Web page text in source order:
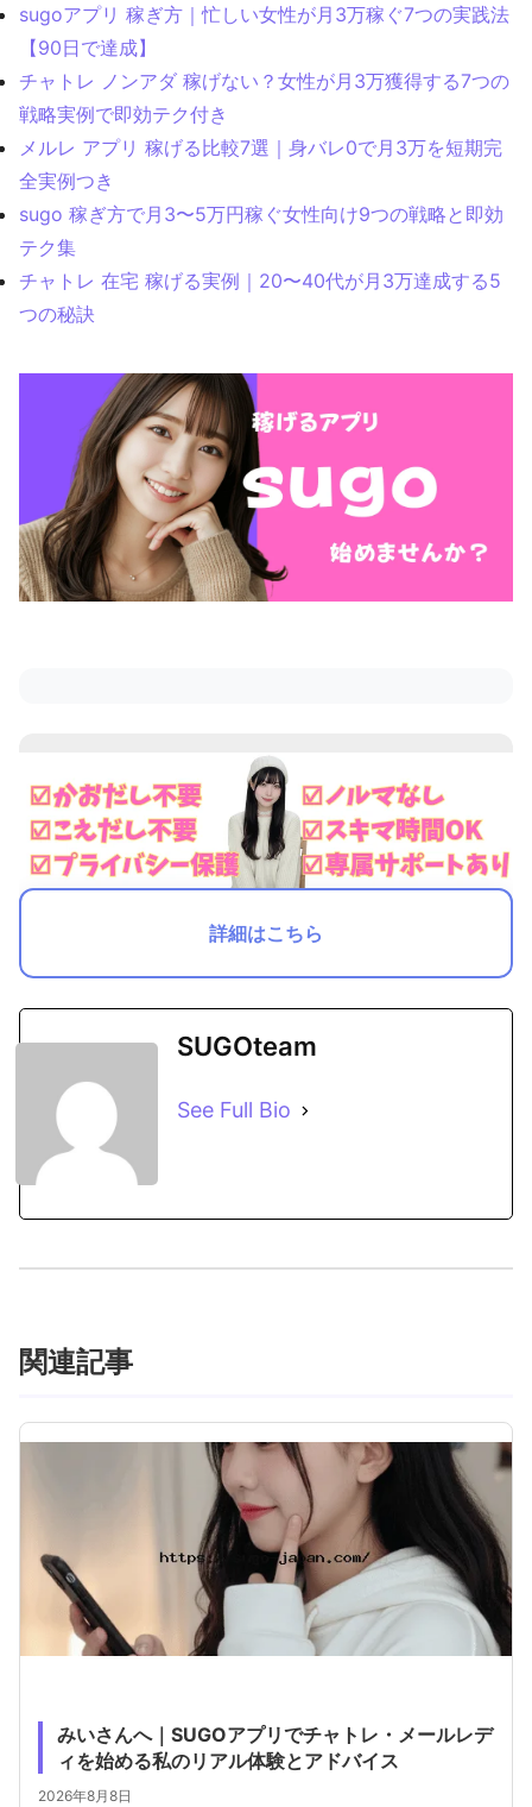
sugoアプリ 稼ぎ方｜忙しい女性が月3万稼ぐ7つの実践法
【90日で達成】
チャトレ ノンアダ 稼げない？女性が月3万獲得する7つの
戦略実例で即効テク付き
メルレ アプリ 稼げる比較7選｜身バレ0で月3万を短期完
全実例つき
sugo 稼ぎ方で月3〜5万円稼ぐ女性向け9つの戦略と即効
テク集
チャトレ 在宅 稼げる実例｜20〜40代が月3万達成する5
つの秘訣
詳細はこちら
SUGOteam
See Full Bio
関連記事
みいさんへ｜SUGOアプリでチャトレ・メールレデ
ィを始める私のリアル体験とアドバイス
2026年8月8日